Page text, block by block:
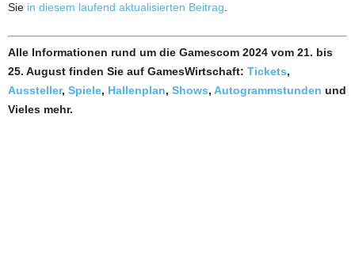
Sie in diesem laufend aktualisierten Beitrag.
Alle Informationen rund um die Gamescom 2024 vom 21. bis
25. August finden Sie auf GamesWirtschaft: Tickets,
Aussteller, Spiele, Hallenplan, Shows, Autogrammstunden und
Vieles mehr.